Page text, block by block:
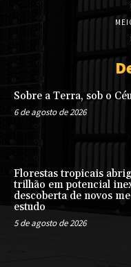
Sobre a Terra, sob o
6 de agosto de 2026
Florestas tropicais
trilhão em potencial
descoberta de novos
estudo
5 de agosto de 2026